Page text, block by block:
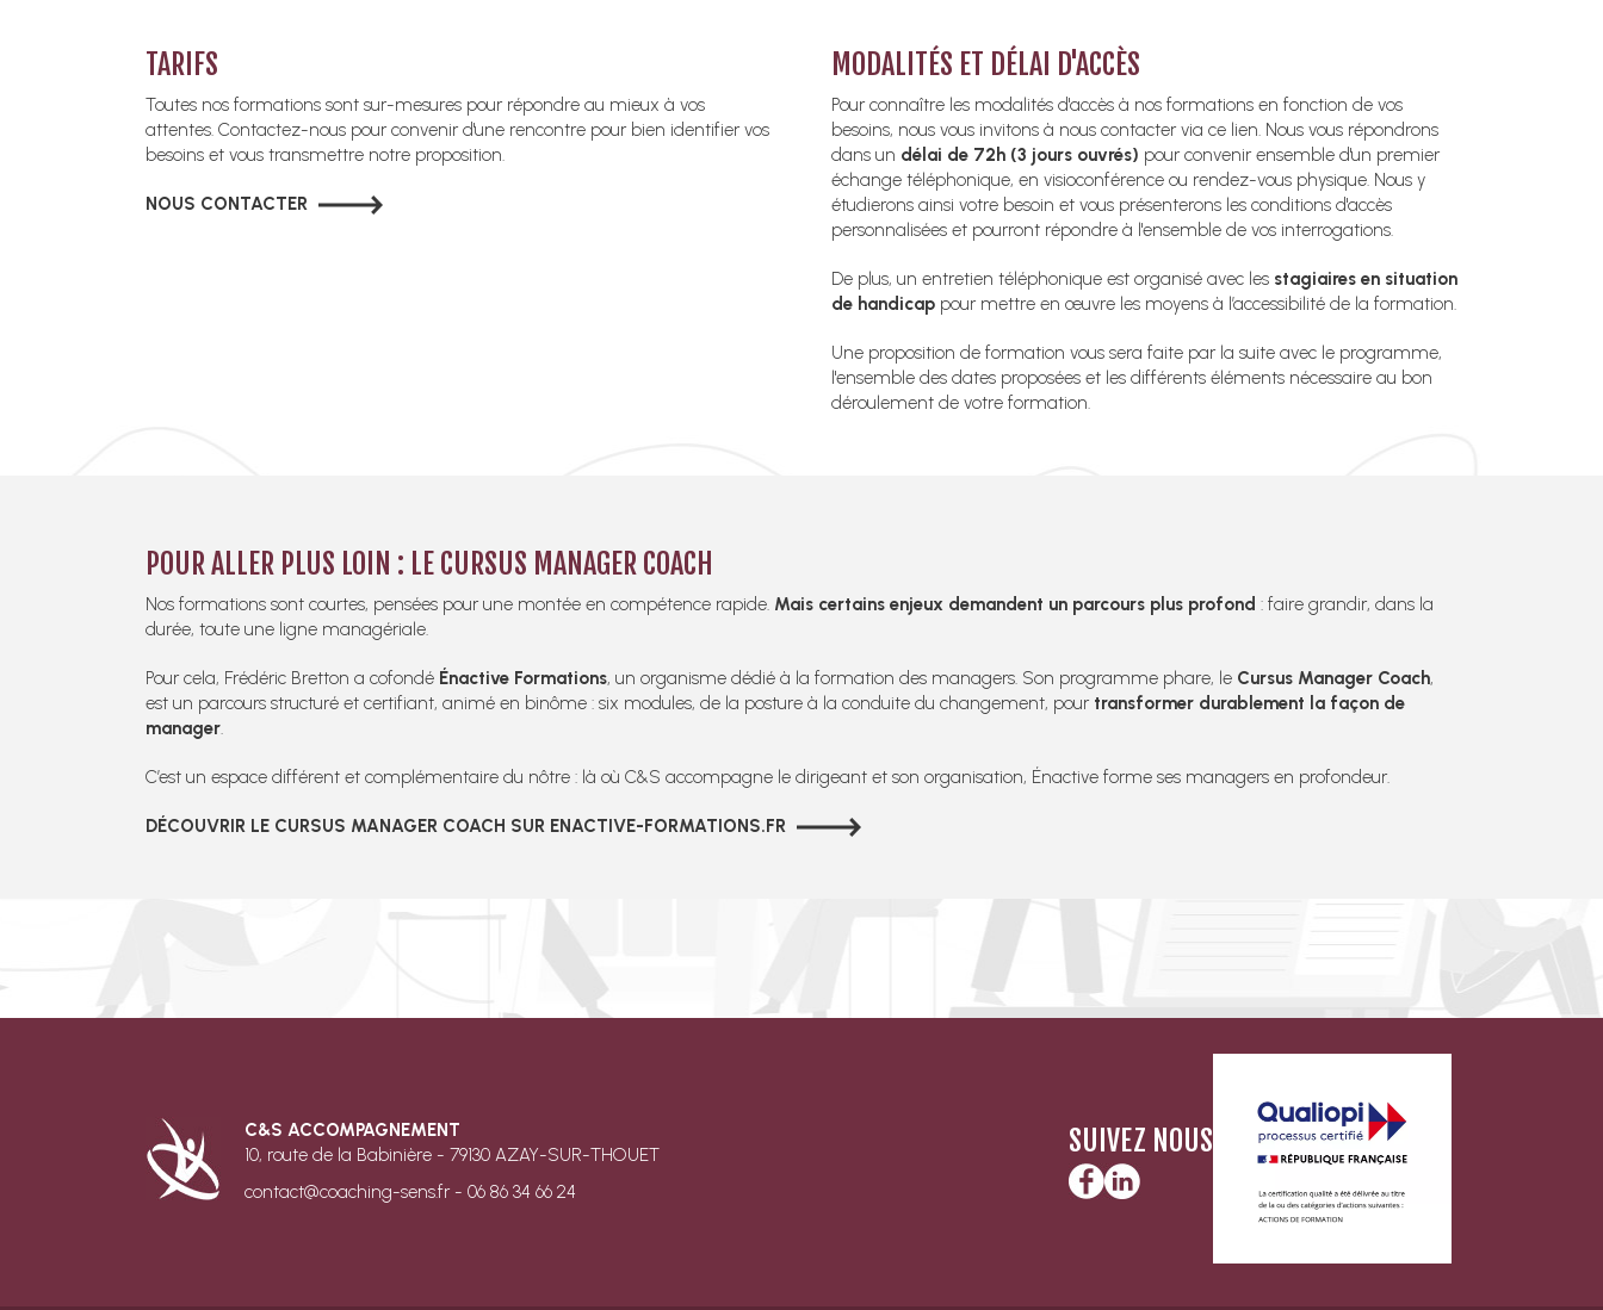
TARIFS
Toutes nos formations sont sur-mesures pour répondre au mieux à vos
attentes. Contactez-nous pour convenir d'une rencontre pour bien identifier vos
besoins et vous transmettre notre proposition.
NOUS CONTACTER
MODALITÉS ET DÉLAI D'ACCÈS
Pour connaître les modalités d'accès à nos formations en fonction de vos
besoins, nous vous invitons à nous contacter via ce lien. Nous vous répondrons
dans un délai de 72h (3 jours ouvrés) pour convenir ensemble d'un premier
échange téléphonique, en visioconférence ou rendez-vous physique. Nous y
étudierons ainsi votre besoin et vous présenterons les conditions d'accès
personnalisées et pourront répondre à l'ensemble de vos interrogations.
De plus, un entretien téléphonique est organisé avec les stagiaires en situation
de handicap pour mettre en œuvre les moyens à l’accessibilité de la formation.
Une proposition de formation vous sera faite par la suite avec le programme,
l'ensemble des dates proposées et les différents éléments nécessaire au bon
déroulement de votre formation.
POUR ALLER PLUS LOIN : LE CURSUS MANAGER COACH
Nos formations sont courtes, pensées pour une montée en compétence rapide. Mais certains enjeux demandent un parcours plus profond : faire grandir, dans la
durée, toute une ligne managériale.
Pour cela, Frédéric Bretton a cofondé Énactive Formations, un organisme dédié à la formation des managers. Son programme phare, le Cursus Manager Coach,
est un parcours structuré et certifiant, animé en binôme : six modules, de la posture à la conduite du changement, pour transformer durablement la façon de
manager.
C’est un espace différent et complémentaire du nôtre : là où C&S accompagne le dirigeant et son organisation, Énactive forme ses managers en profondeur.
DÉCOUVRIR LE CURSUS MANAGER COACH SUR ENACTIVE-FORMATIONS.FR
C&S ACCOMPAGNEMENT
10, route de la Babinière - 79130 AZAY-SUR-THOUET
contact@coaching-sens.fr - 06 86 34 66 24
SUIVEZ NOUS